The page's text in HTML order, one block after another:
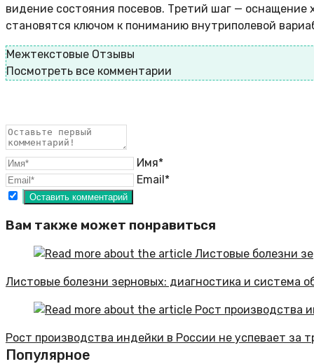
видение состояния посевов. Третий шаг —
становятся ключом к пониманию внутриполевой
Межтекстовые Отзывы
Посмотреть все комментарии
Имя*
Email*
Вам также может понравиться
Листовые болезни зерновых: диагностика и система
Рост производства индейки в России не успевает за
Популярное